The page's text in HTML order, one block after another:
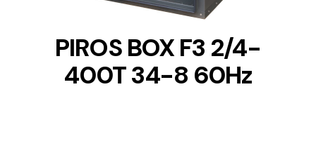
PIROS BOX F3 2/4-
400T 34-8 60Hz